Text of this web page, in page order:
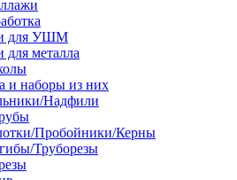
для УШМ
металла
и наборы из них
Надфили
Пробойники/Керны
Труборезы